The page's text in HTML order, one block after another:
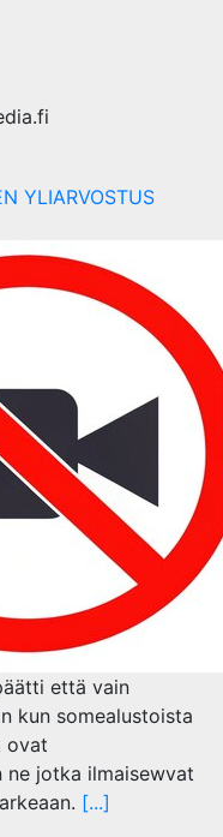
YLIARVOSTUS
että vain
kun somealustoista
ovat
ne jotka ilmaisewvat
[...]